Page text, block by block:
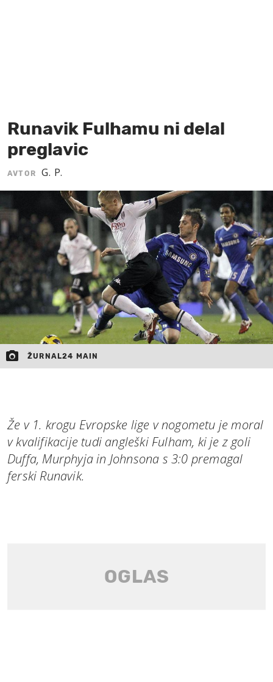
Runavik Fulhamu ni delal
preglavic
AVTOR G. P.
ŽURNAL24 MAIN
Že v 1. krogu Evropske lige v nogometu je moral
v kvalifikacije tudi angleški Fulham, ki je z goli
Duffa, Murphyja in Johnsona s 3:0 premagal
ferski Runavik.